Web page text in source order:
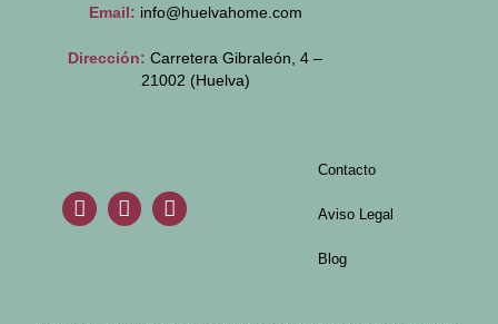
Email: info@huelvahome.com
Dirección: Carretera Gibraleón, 4 –
21002 (Huelva)
Contacto
Aviso Legal
Blog